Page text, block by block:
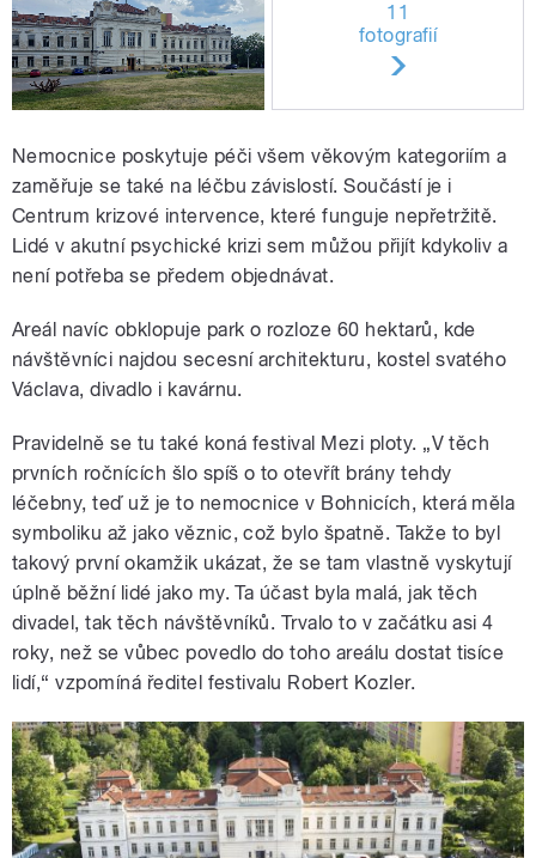
11
fotografií
Nemocnice poskytuje péči všem věkovým kategoriím a
zaměřuje se také na léčbu závislostí. Součástí je i
Centrum krizové intervence, které funguje nepřetržitě.
Lidé v akutní psychické krizi sem můžou přijít kdykoliv a
není potřeba se předem objednávat.
Areál navíc obklopuje park o rozloze 60 hektarů, kde
návštěvníci najdou secesní architekturu, kostel svatého
Václava, divadlo i kavárnu.
Pravidelně se tu také koná festival Mezi ploty. „V těch
prvních ročnících šlo spíš o to otevřít brány tehdy
léčebny, teď už je to nemocnice v Bohnicích, která měla
symboliku až jako věznic, což bylo špatně. Takže to byl
takový první okamžik ukázat, že se tam vlastně vyskytují
úplně běžní lidé jako my. Ta účast byla malá, jak těch
divadel, tak těch návštěvníků. Trvalo to v začátku asi 4
roky, než se vůbec povedlo do toho areálu dostat tisíce
lidí,“ vzpomíná ředitel festivalu Robert Kozler.